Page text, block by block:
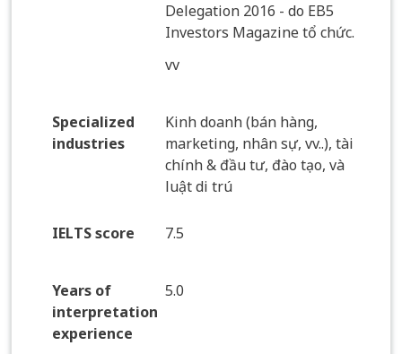
Delegation 2016 - do EB5
Investors Magazine tổ chức.
vv
Specialized
industries
Kinh doanh (bán hàng,
marketing, nhân sự, vv..), tài
chính & đầu tư, đào tạo, và
luật di trú
IELTS score 7.5
Years of
interpretation
experience
5.0